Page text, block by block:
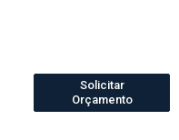
Solicitar
Orçamento